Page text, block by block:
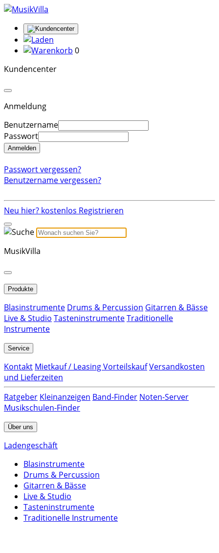
0
Kundencenter
Anmeldung
Benutzername
Passwort
Anmelden
Passwort vergessen?
Benutzername vergessen?
Neu hier? kostenlos Registrieren
MusikVilla
Produkte
Blasinstrumente Drums & Percussion Gitarren & Bässe
Live & Studio TasteninstrumenteTraditionelle
Instrumente
Service
Kontakt Mietkauf / Leasing VorteilskaufVersandkosten
und Lieferzeiten
Ratgeber Kleinanzeigen Band-Finder Noten-Server
Musikschulen-Finder
Über uns
Ladengeschäft
Blasinstrumente
Drums & Percussion
Gitarren & Bässe
Live & Studio
Tasteninstrumente
Traditionelle Instrumente